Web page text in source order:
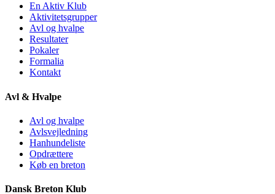
En Aktiv Klub
Aktivitetsgrupper
Avl og hvalpe
Resultater
Pokaler
Formalia
Kontakt
Avl & Hvalpe
Avl og hvalpe
Avlsvejledning
Hanhundeliste
Opdrættere
Køb en breton
Dansk Breton Klub